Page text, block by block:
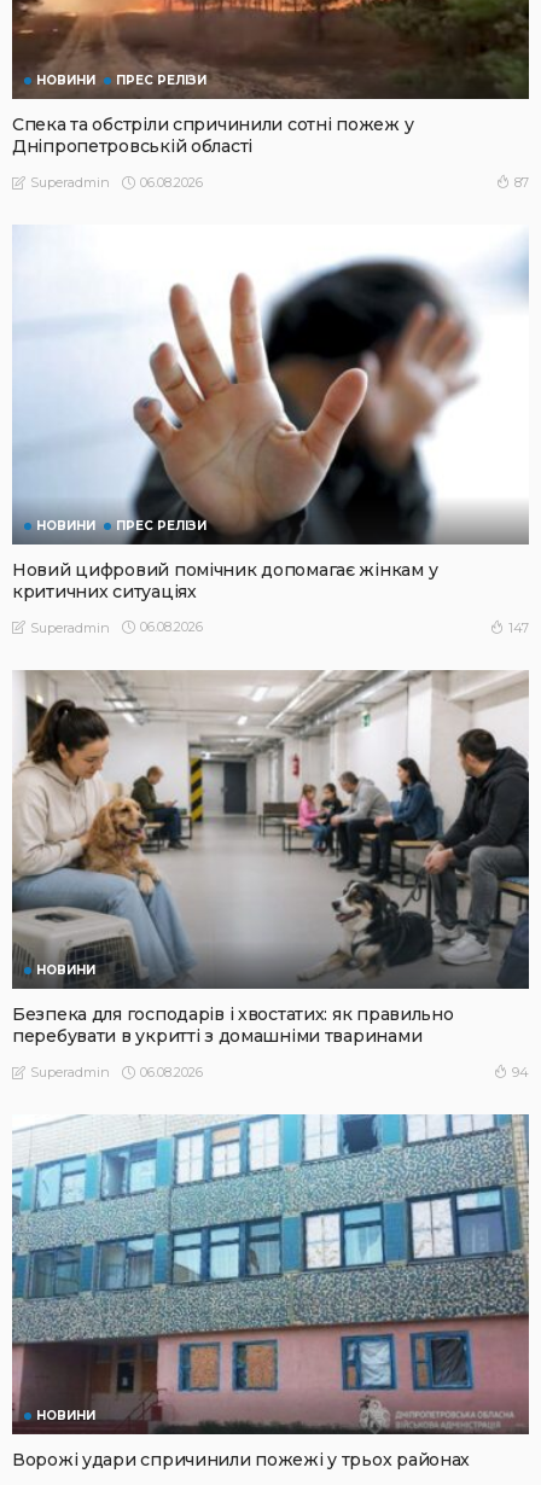
НОВИНИ ПРЕС РЕЛІЗИ
Спека та обстріли спричинили сотні пожеж у
Дніпропетровській області
Superadmin 06.08.2026 87
НОВИНИ ПРЕС РЕЛІЗИ
Новий цифровий помічник допомагає жінкам у
критичних ситуаціях
Superadmin 06.08.2026 147
НОВИНИ
Безпека для господарів і хвостатих: як правильно
перебувати в укритті з домашніми тваринами
Superadmin 06.08.2026 94
НОВИНИ
Ворожі удари спричинили пожежі у трьох районах